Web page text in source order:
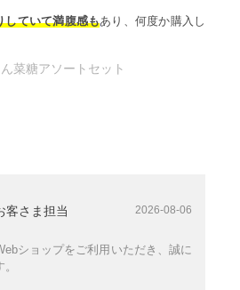
していて満腹感もあり、何度か購入し
菜糖アソートセット
客さま担当 2026-08-06
ショップをご利用いただき、誠に